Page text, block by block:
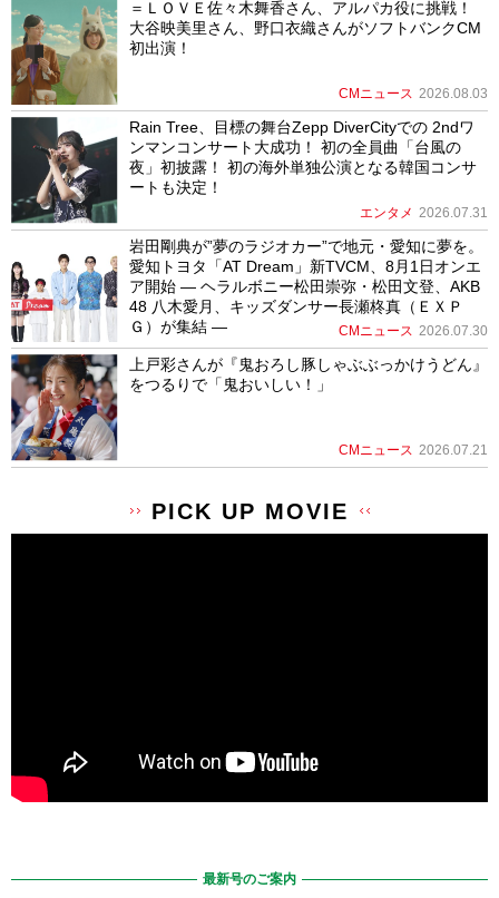
＝ＬＯＶＥ佐々木舞香さん、アルパカ役に挑戦！
大谷映美里さん、野口衣織さんがソフトバンクCM
初出演！
CMニュース 2026.08.03
Rain Tree、目標の舞台Zepp DiverCityでの 2ndワ
ンマンコンサート大成功！ 初の全員曲「台風の
夜」初披露！ 初の海外単独公演となる韓国コンサ
ートも決定！
エンタメ 2026.07.31
岩田剛典が”夢のラジオカー”で地元・愛知に夢を。
愛知トヨタ「AT Dream」新TVCM、8月1日オンエ
ア開始 ― ヘラルボニー松田崇弥・松田文登、AKB
48 八木愛月、キッズダンサー長瀬柊真（ＥＸＰ
Ｇ）が集結 ―
CMニュース 2026.07.30
上戸彩さんが『鬼おろし豚しゃぶぶっかけうどん』
をつるりで「鬼おいしい！」
CMニュース 2026.07.21
PICK UP MOVIE
最新号のご案内